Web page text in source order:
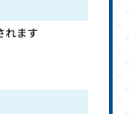
れます